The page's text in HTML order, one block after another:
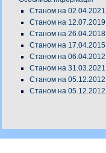
Станом на 02.04.2021
Станом на 12.07.2019
Станом на 26.04.2018
Станом на 17.04.2015
Станом на 06.04.2012
Станом на 31.03.2021
Станом на 05.12.2012
Станом на 05.12.2012